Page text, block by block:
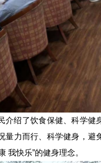
绍了饮食保健、科学健
力而行、科学健身，避
我快乐”的健身理念。